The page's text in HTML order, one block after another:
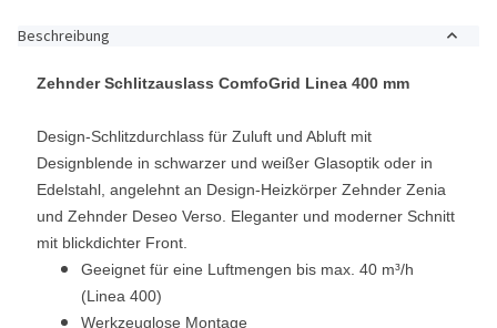
Beschreibung
Zehnder Schlitzauslass ComfoGrid Linea 400 mm
Design-Schlitzdurchlass für Zuluft und Abluft mit
Designblende in schwarzer und weißer Glasoptik oder in
Edelstahl, angelehnt an Design-Heizkörper Zehnder Zenia
und Zehnder Deseo Verso. Eleganter und moderner Schnitt
mit blickdichter Front.
Geeignet für eine Luftmengen bis max. 40 m³/h
(Linea 400)
Werkzeuglose Montage